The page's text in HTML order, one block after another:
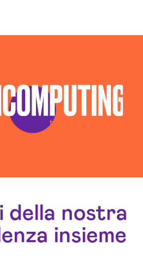
della nostra
insieme